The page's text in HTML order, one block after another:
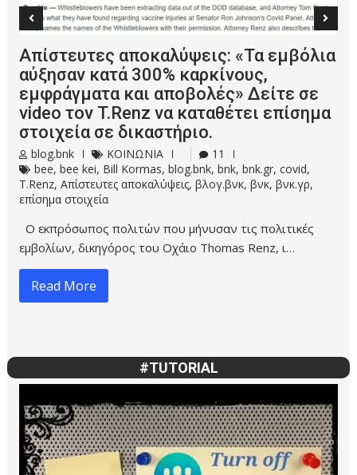
Απίστευτες αποκαλύψεις: «Τα εμβόλια
αύξησαν κατά 300% καρκίνους,
εμφράγματα και αποβολές» Δείτε σε
video τον T.Renz να καταθέτει επίσημα
στοιχεία σε δικαστήριο.
blog.bnk ΚΟΙΝΩΝΙΑ
11
bee,bee kei, Bill Kormas,blog.bnk,bnk,bnk.gr,covid,
T.Renz,Απίστευτες αποκαλύψεις,βλογ.βνκ,βνκ,βνκ.γρ,
επίσημα στοιχεία
Ο εκπρόσωπος πολιτών που μήνυσαν τις πολιτικές
εμβολίων, δικηγόρος του Οχάιο Thomas Renz, ι…
Read More
#TUTORIAL